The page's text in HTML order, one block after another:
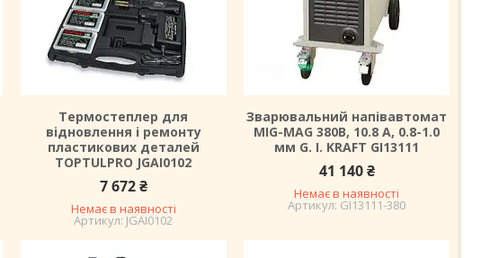
Термостеплер для
відновлення і ремонту
пластикових деталей
TOPTULPRO JGAI0102
7 672 ₴
Немає в наявності
JGAI0102
Зварювальний напівавтомат
MIG-MAG 380В, 10.8 А, 0.8-1.0
мм G. I. KRAFT GI13111
41 140 ₴
Немає в наявності
GI13111-380